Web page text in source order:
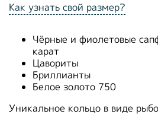
Как узнать свой размер?
Чёрные и фиолетовые
карат
Цавориты
Бриллианты
Белое золото 750
Уникальное кольцо в виде